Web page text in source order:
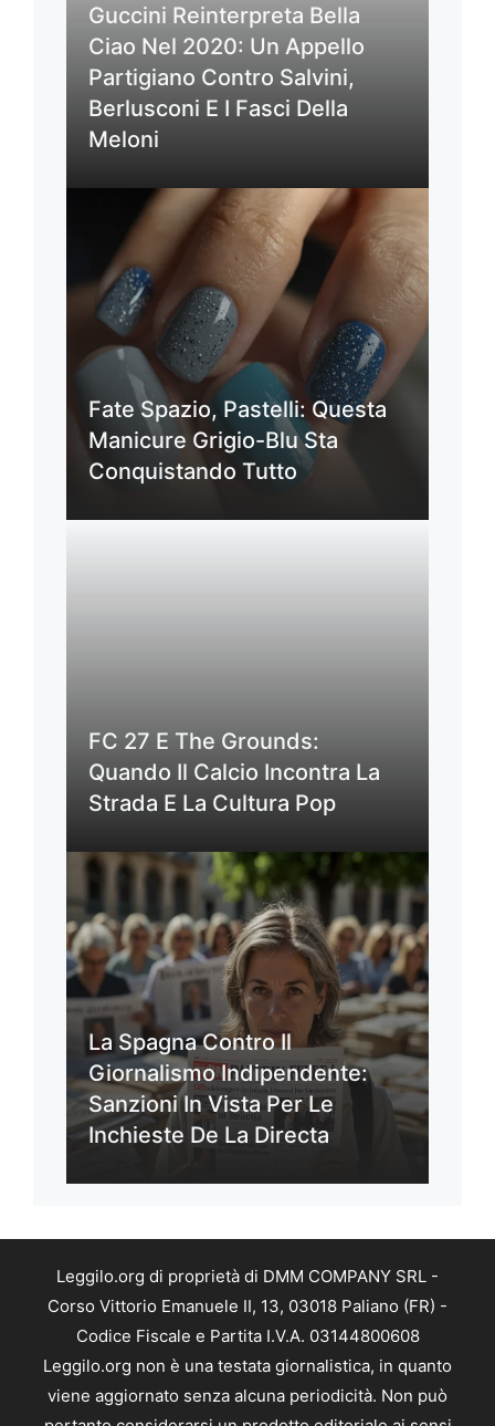
Guccini Reinterpreta Bella
Ciao Nel 2020: Un Appello
Partigiano Contro Salvini,
Berlusconi E I Fasci Della
Meloni
Fate Spazio, Pastelli: Questa
Manicure Grigio-Blu Sta
Conquistando Tutto
FC 27 E The Grounds:
Quando Il Calcio Incontra La
Strada E La Cultura Pop
La Spagna Contro Il
Giornalismo Indipendente:
Sanzioni In Vista Per Le
Inchieste De La Directa
Leggilo.org di proprietà di DMM COMPANY SRL -
Corso Vittorio Emanuele II, 13, 03018 Paliano (FR) -
Codice Fiscale e Partita I.V.A. 03144800608
Leggilo.org non è una testata giornalistica, in quanto
viene aggiornato senza alcuna periodicità. Non può